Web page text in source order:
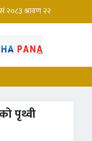
पृथ्वी